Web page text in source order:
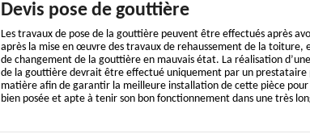
Devis pose de gouttière
Les travaux de pose de la gouttière peuvent être effectués après
après la mise en œuvre des travaux de rehaussement de la toiture,
de changement de la gouttière en mauvais état. La réalisation
de la gouttière devrait être effectué uniquement par un prestataire
matière afin de garantir la meilleure installation de cette pièce pour
bien posée et apte à tenir son bon fonctionnement dans une très